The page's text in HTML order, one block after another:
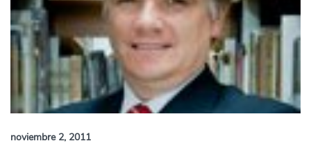
noviembre 2, 2011